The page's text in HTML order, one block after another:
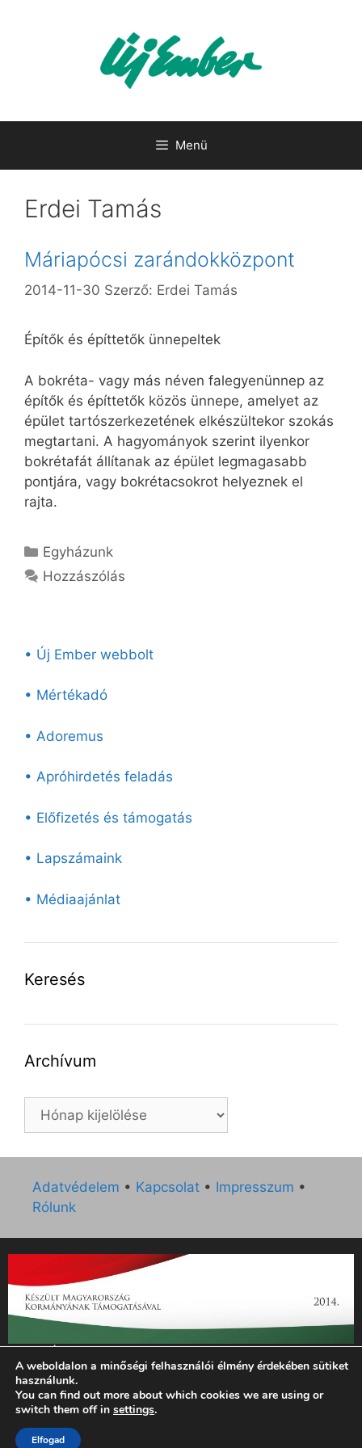
Menü
Erdei Tamás
Máriapócsi zarándokközpont
2014-11-30 Szerző: Erdei Tamás
Építők és építtetők ünnepeltek
A bokréta- vagy más néven falegyenünnep az
építők és építtetők közös ünnepe, amelyet az
épület tartószerkezetének elkészültekor szokás
megtartani. A hagyományok szerint ilyenkor
bokrétafát állítanak az épület legmagasabb
pontjára, vagy bokrétacsokrot helyeznek el
rajta.
Kategória
Egyházunk
Hozzászólás
• Új Ember webbolt
• Mértékadó
• Adoremus
• Apróhirdetés feladás
• Előfizetés és támogatás
• Lapszámaink
• Médiaajánlat
Keresés
Archívum
Archívum
Adatvédelem • Kapcsolat • Impresszum •
Rólunk
„Az Új Ember katolikus hetilap 2014. évi működésének
támogatását az EGYH-KCP-14-P-0121 sz. támogatási
szerződés keretében 3 000 000 Ft összegben támogatta az
Emberi Erőforrások Minisztériuma.”
© 2026 Magyar Kurír - Új Ember
A weboldalon a minőségi felhasználói élmény érdekében sütiket
használunk.
You can find out more about which cookies we are using or
switch them off in settings.
Elfogad